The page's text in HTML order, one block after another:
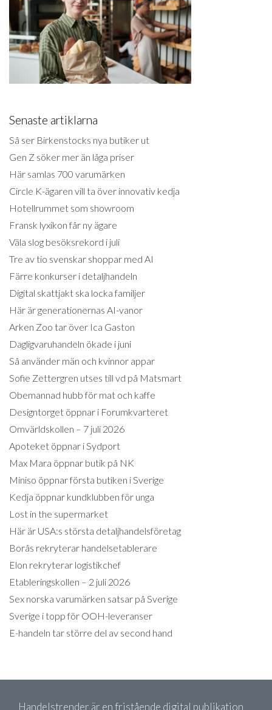
Senaste artiklarna
Så ser Birkenstocks nya butiker ut
Gen Z söker mer än låga priser
Här samlas 700 varumärken
Circle K-ägaren vill ta över innovativ kedja
Hotellrummet som showroom
Fransk lyxikon får ny ägare
Väla slog besöksrekord i juli
Tre av tio svenskar shoppar med AI
Färre konkurser i detaljhandeln
Digital skattjakt ska locka familjer
Här är generationernas AI-vanor
Arken Zoo tar över Ica Gaston
Dagligvaruhandeln ökade i juni
Så använder män och kvinnor appar
Sofie Zettergren utses till vd på Matsmart
Obemannad hubb för mat och kaffe
Designtorget öppnar i Forumkvarteret
Omvärldskollen – 7 juli 2026
Apoteket öppnar i Sydport
Max Mara öppnar butik på NK
Miniso öppnar första butiken i Sverige
Kedja öppnar kundklubben för unga
Lost in the supermarket
Här är USA:s största detaljhandelsföretag
Borås rekryterar handelsetablerare
Elon rekryterar logistikchef
Etableringskollen – 2 juli 2026
Sex norska varumärken satsar på Sverige
Sverige i topp för OOH-leveranser
E-handeln tar större del av second hand
Handelstrender är en fristående digital publikation